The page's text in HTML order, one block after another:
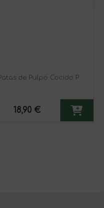
de Pulpo Cocido P
18,90 €